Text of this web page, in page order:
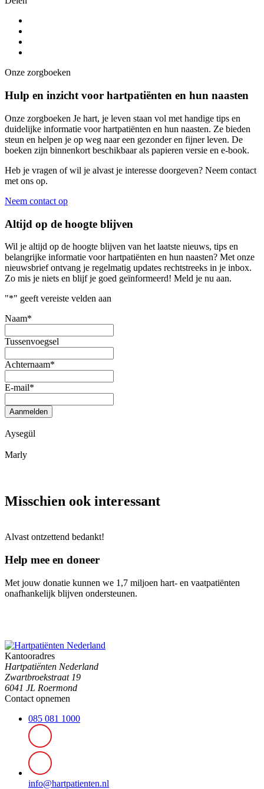
Onze zorgboeken
Hulp en inzicht voor hartpatiënten en hun naasten
Onze zorgboeken Je hart, je leven staan vol met handige tips en
duidelijke informatie voor hartpatiënten en hun naasten. Ze bieden
steun en helpen je op weg naar een gezonder en fijner leven. De
boeken zijn binnenkort beschikbaar als papieren versie en e-book.
Heb je vragen of wil je alvast je interesse doorgeven? Neem contact
met ons op.
Neem contact op
Altijd op de hoogte blijven
Wil je altijd op de hoogte blijven van het laatste nieuws, tips en
belangrijke informatie voor hartpatiënten en hun naasten? Met onze
nieuwsbrief ontvang je regelmatig updates rechtstreeks in je inbox.
Zo mis je niets en blijf je goed geïnformeerd! Meld je nu aan.
"*" geeft vereiste velden aan
Naam*
Tussenvoegsel
Achternaam*
E-mail*
Aanmelden
Aysegül
Marly
Misschien ook interessant
Alvast ontzettend bedankt!
Help mee en doneer
Met jouw donatie kunnen we 1,7 miljoen hart- en vaatpatiënten
onafhankelijk blijven ondersteunen.
Kantooradres
Hartpatiënten Nederland
Zwartbroekstraat 19
6041 JL Roermond
Contact opnemen
085 081 1000
info@hartpatienten.nl